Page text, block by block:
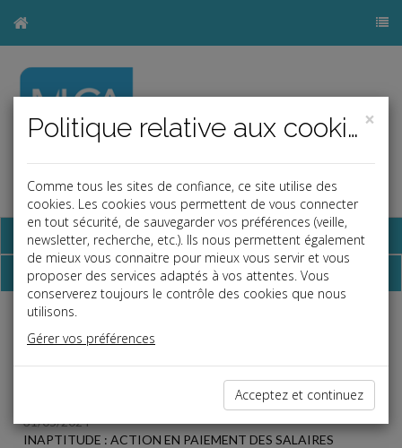
a
Base documentaire
Dépêches
Liste des dernières dépêches
31/05/2024
INAPTITUDE : ACTION EN PAIEMENT DES SALAIRES
×
Politique relative aux cookies
Comme tous les sites de confiance, ce site utilise des
cookies. Les cookies vous permettent de vous connecter
en tout sécurité, de sauvegarder vos préférences (veille,
newsletter, recherche, etc.). Ils nous permettent également
de mieux vous connaitre pour mieux vous servir et vous
proposer des services adaptés à vos attentes. Vous
conserverez toujours le contrôle des cookies que nous
utilisons.
Gérer vos préférences
Acceptez et continuez